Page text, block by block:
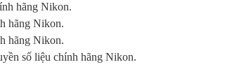
hãng Nikon.
hãng Nikon.
hãng Nikon.
số liệu chính hãng Nikon.